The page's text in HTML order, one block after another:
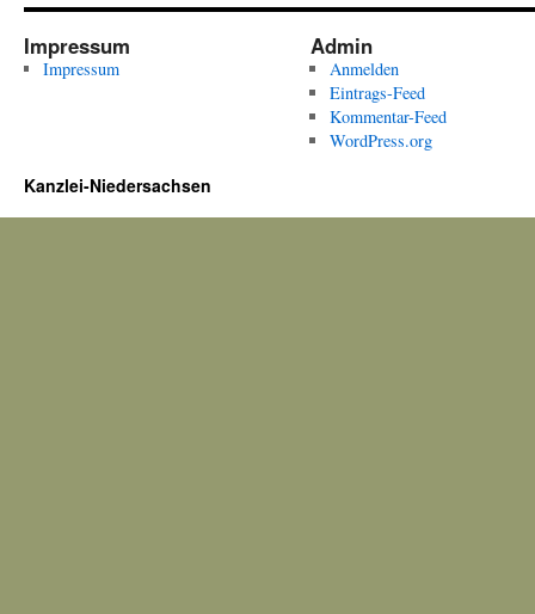
Impressum
Impressum
Admin
Anmelden
Eintrags-Feed
Kommentar-Feed
WordPress.org
Kanzlei-Niedersachsen